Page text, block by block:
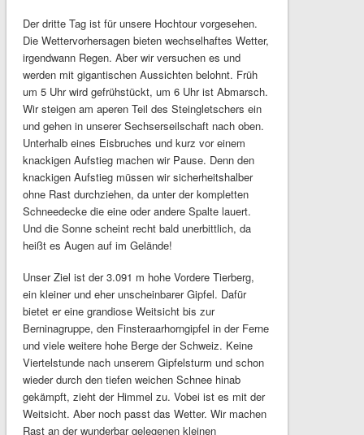
Der dritte Tag ist für unsere Hochtour vorgesehen.
Die Wettervorhersagen bieten wechselhaftes Wetter,
irgendwann Regen. Aber wir versuchen es und
werden mit gigantischen Aussichten belohnt. Früh
um 5 Uhr wird gefrühstückt, um 6 Uhr ist Abmarsch.
Wir steigen am aperen Teil des Steingletschers ein
und gehen in unserer Sechserseilschaft nach oben.
Unterhalb eines Eisbruches und kurz vor einem
knackigen Aufstieg machen wir Pause. Denn den
knackigen Aufstieg müssen wir sicherheitshalber
ohne Rast durchziehen, da unter der kompletten
Schneedecke die eine oder andere Spalte lauert.
Und die Sonne scheint recht bald unerbittlich, da
heißt es Augen auf im Gelände!
Unser Ziel ist der 3.091 m hohe Vordere Tierberg,
ein kleiner und eher unscheinbarer Gipfel. Dafür
bietet er eine grandiose Weitsicht bis zur
Berninagruppe, den Finsteraarhorngipfel in der Ferne
und viele weitere hohe Berge der Schweiz. Keine
Viertelstunde nach unserem Gipfelsturm und schon
wieder durch den tiefen weichen Schnee hinab
gekämpft, zieht der Himmel zu. Vobei ist es mit der
Weitsicht. Aber noch passt das Wetter. Wir machen
Rast an der wunderbar gelegenen kleinen